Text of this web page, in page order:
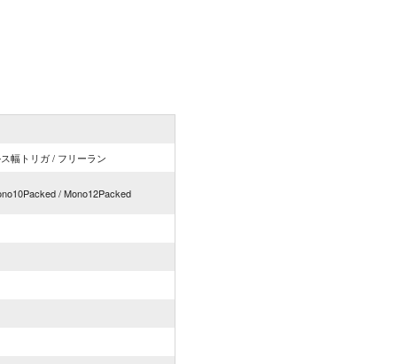
幅トリガ / フリーラン
/ Mono12Packed